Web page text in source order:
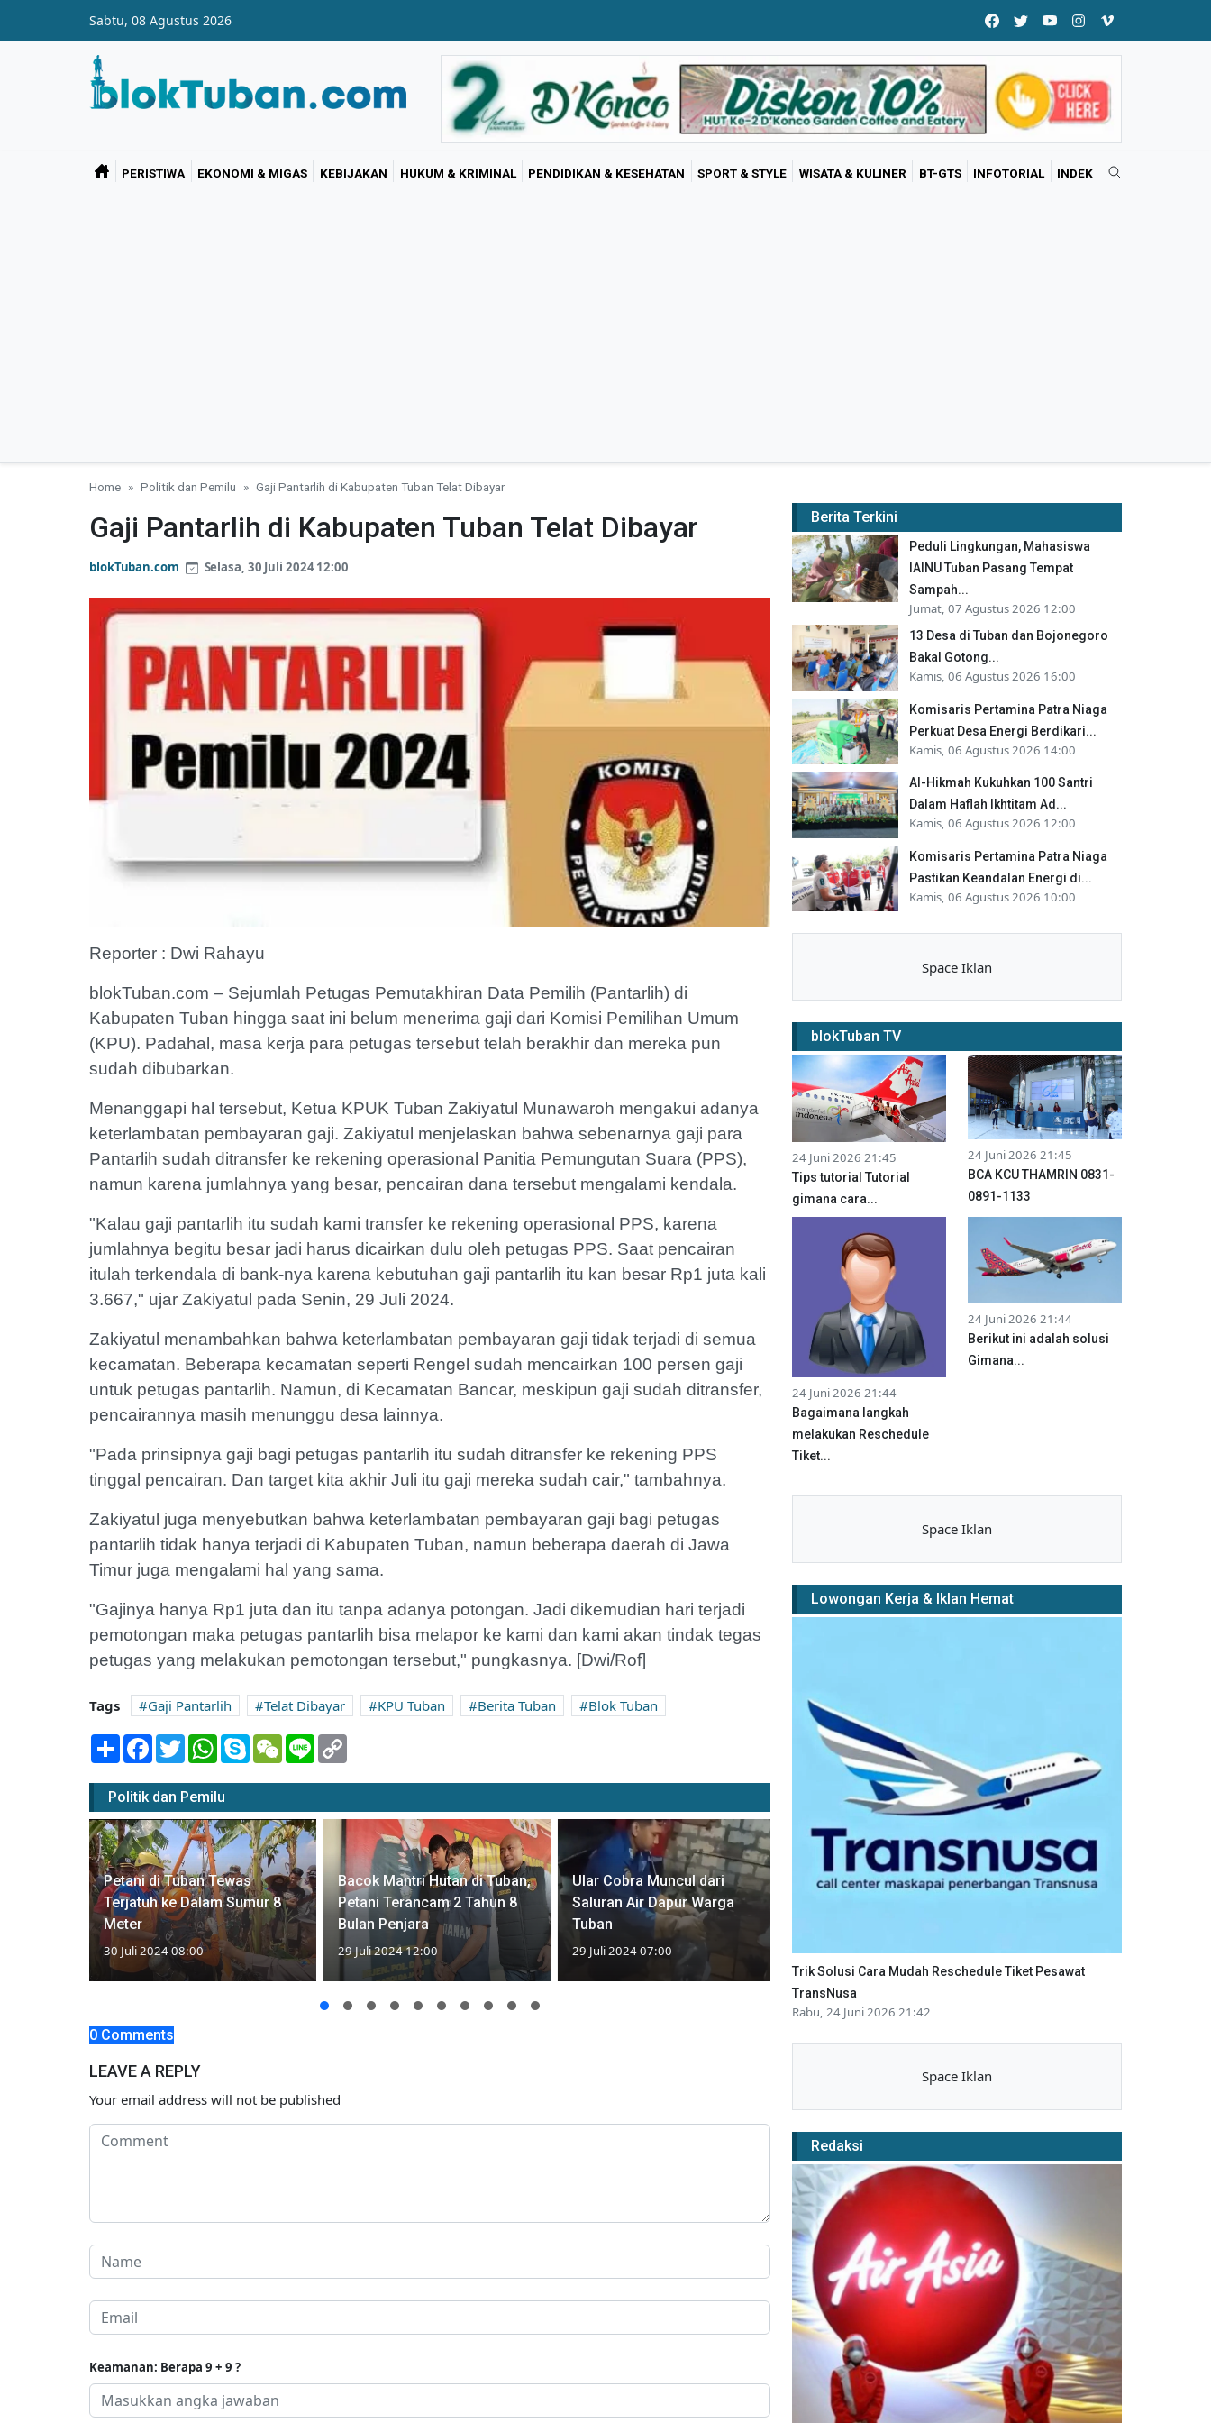
Sabtu, 08 Agustus 2026
PERISTIWA EKONOMI & MIGAS KEBIJAKAN HUKUM & KRIMINAL PENDIDIKAN & KESEHATAN SPORT & STYLE WISATA & KULINER BT-GTS INFOTORIAL INDEK
Home Politik dan Pemilu Gaji Pantarlih di Kabupaten Tuban Telat Dibayar
Gaji Pantarlih di Kabupaten Tuban Telat Dibayar
blokTuban.com Selasa, 30 Juli 2024 12:00
Reporter : Dwi Rahayu
blokTuban.com – Sejumlah Petugas Pemutakhiran Data Pemilih (Pantarlih) di
Kabupaten Tuban hingga saat ini belum menerima gaji dari Komisi Pemilihan Umum
(KPU). Padahal, masa kerja para petugas tersebut telah berakhir dan mereka pun
sudah dibubarkan.
Menanggapi hal tersebut, Ketua KPUK Tuban Zakiyatul Munawaroh mengakui adanya
keterlambatan pembayaran gaji. Zakiyatul menjelaskan bahwa sebenarnya gaji para
Pantarlih sudah ditransfer ke rekening operasional Panitia Pemungutan Suara (PPS),
namun karena jumlahnya yang besar, pencairan dana tersebut mengalami kendala.
"Kalau gaji pantarlih itu sudah kami transfer ke rekening operasional PPS, karena
jumlahnya begitu besar jadi harus dicairkan dulu oleh petugas PPS. Saat pencairan
itulah terkendala di bank-nya karena kebutuhan gaji pantarlih itu kan besar Rp1 juta kali
3.667," ujar Zakiyatul pada Senin, 29 Juli 2024.
Zakiyatul menambahkan bahwa keterlambatan pembayaran gaji tidak terjadi di semua
kecamatan. Beberapa kecamatan seperti Rengel sudah mencairkan 100 persen gaji
untuk petugas pantarlih. Namun, di Kecamatan Bancar, meskipun gaji sudah ditransfer,
pencairannya masih menunggu desa lainnya.
"Pada prinsipnya gaji bagi petugas pantarlih itu sudah ditransfer ke rekening PPS
tinggal pencairan. Dan target kita akhir Juli itu gaji mereka sudah cair," tambahnya.
Zakiyatul juga menyebutkan bahwa keterlambatan pembayaran gaji bagi petugas
pantarlih tidak hanya terjadi di Kabupaten Tuban, namun beberapa daerah di Jawa
Timur juga mengalami hal yang sama.
"Gajinya hanya Rp1 juta dan itu tanpa adanya potongan. Jadi dikemudian hari terjadi
pemotongan maka petugas pantarlih bisa melapor ke kami dan kami akan tindak tegas
petugas yang melakukan pemotongan tersebut," pungkasnya. [Dwi/Rof]
Tags Gaji Pantarlih Telat Dibayar KPU Tuban Berita Tuban
Blok Tuban
Share Facebook
TwitterWhatsApp
SkypeWeChatLine
Politik dan Pemilu
Petani di Tuban Tewas
Terjatuh ke Dalam Sumur 8
Meter
30 Juli 2024 08:00
Bacok Mantri Hutan di Tuban,
Petani Terancam 2 Tahun 8
Bulan Penjara
29 Juli 2024 12:00
Ular Cobra Muncul dari
Saluran Air Dapur Warga
Tuban
29 Juli 2024 07:00
0 Comments
LEAVE A REPLY
Your email address will not be published
Keamanan: Berapa 9 + 9 ?
Berita Terkini
Peduli Lingkungan, Mahasiswa
IAINU Tuban Pasang Tempat
Sampah...
Jumat, 07 Agustus 2026 12:00
13 Desa di Tuban dan Bojonegoro
Bakal Gotong...
Kamis, 06 Agustus 2026 16:00
Komisaris Pertamina Patra Niaga
Perkuat Desa Energi Berdikari...
Kamis, 06 Agustus 2026 14:00
Al-Hikmah Kukuhkan 100 Santri
Dalam Haflah Ikhtitam Ad...
Kamis, 06 Agustus 2026 12:00
Komisaris Pertamina Patra Niaga
Pastikan Keandalan Energi di...
Kamis, 06 Agustus 2026 10:00
Space Iklan
blokTuban TV
24 Juni 2026 21:45
Tips tutorial Tutorial
gimana cara...
24 Juni 2026 21:45
BCA KCU THAMRIN 0831-
0891-1133
24 Juni 2026 21:44
Bagaimana langkah
melakukan Reschedule
Tiket...
24 Juni 2026 21:44
Berikut ini adalah solusi
Gimana...
Space Iklan
Lowongan Kerja & Iklan Hemat
Trik Solusi Cara Mudah Reschedule Tiket Pesawat
TransNusa
Rabu, 24 Juni 2026 21:42
Space Iklan
Redaksi